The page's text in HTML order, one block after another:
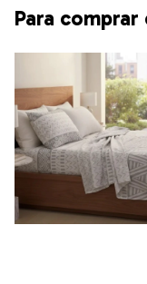
Para